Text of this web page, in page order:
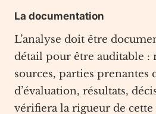
La documentation
L’analyse doit être
détail pour être auditable :
sources, parties prenantes
d’évaluation, résultats,
vérifiera la rigueur de